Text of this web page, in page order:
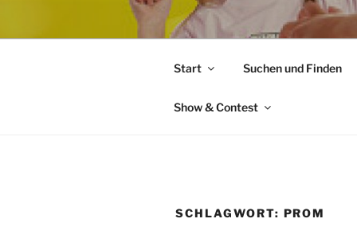
die Tanzschule im Bremer
Start Suchen und Finden
Show & Contest
SCHLAGWORT: PROM